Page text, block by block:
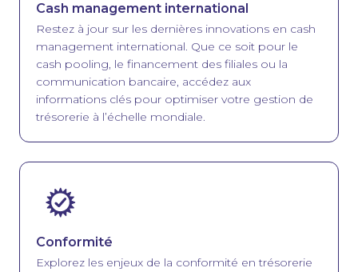
Cash management international
Restez à jour sur les dernières innovations en cash
management international. Que ce soit pour le
cash pooling, le financement des filiales ou la
communication bancaire, accédez aux
informations clés pour optimiser votre gestion de
trésorerie à l’échelle mondiale.
Image
Conformité
Explorez les enjeux de la conformité en trésorerie